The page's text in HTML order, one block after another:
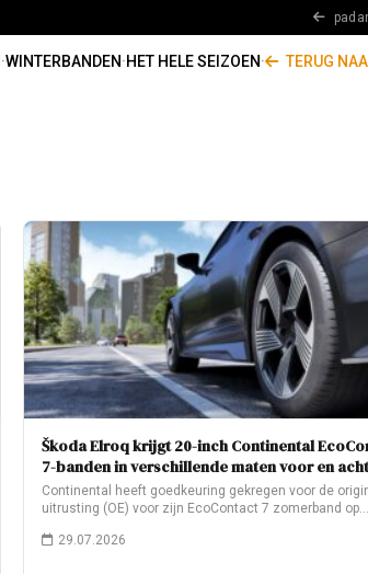
·WINTERBANDEN·HET HELE SEIZOEN· TERUG
Škoda Elroq krijgt 20-inch Continental
7-banden in verschillende maten voor en
Continental heeft goedkeuring gekregen voor de
uitrusting (OE) voor zijn EcoContact 7 zomerband op…
29.07.2026